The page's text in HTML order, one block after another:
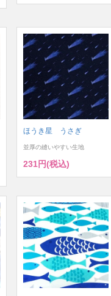
ほうき星 うさぎ
並厚の縫いやすい生地
231円(税込)